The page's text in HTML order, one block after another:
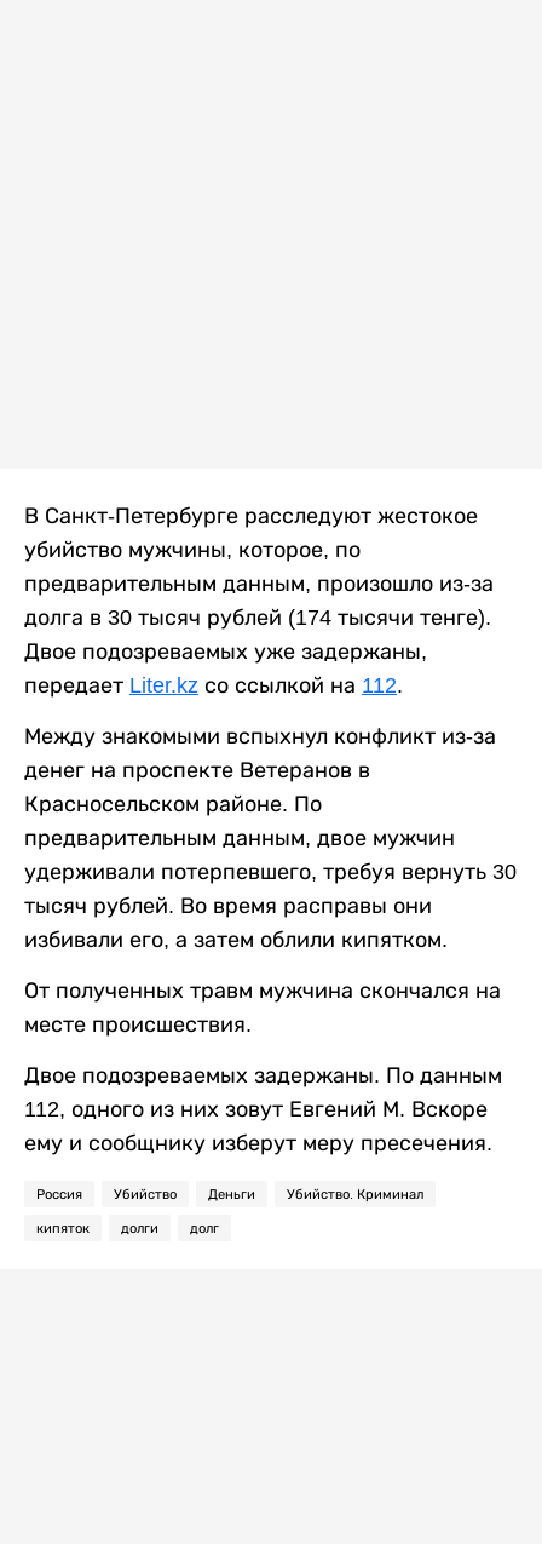
В Санкт-Петербурге расследуют жестокое
убийство мужчины, которое, по
предварительным данным, произошло из-за
долга в 30 тысяч рублей (174 тысячи тенге).
Двое подозреваемых уже задержаны,
передает Liter.kz со ссылкой на 112.
Между знакомыми вспыхнул конфликт из-за
денег на проспекте Ветеранов в
Красносельском районе. По
предварительным данным, двое мужчин
удерживали потерпевшего, требуя вернуть 30
тысяч рублей. Во время расправы они
избивали его, а затем облили кипятком.
От полученных травм мужчина скончался на
месте происшествия.
Двое подозреваемых задержаны. По данным
112, одного из них зовут Евгений М. Вскоре
ему и сообщнику изберут меру пресечения.
Россия Убийство Деньги Убийство. Криминал
кипяток долги долг